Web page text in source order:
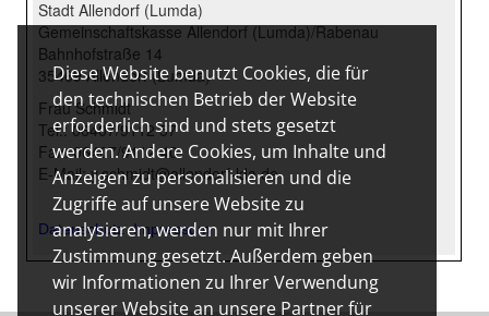
Diese Website benutzt Cookies, die für
den technischen Betrieb der Website
erforderlich sind und stets gesetzt
werden. Andere Cookies, um Inhalte und
Anzeigen zu personalisieren und die
Zugriffe auf unsere Website zu
analysieren, werden nur mit Ihrer
Zustimmung gesetzt. Außerdem geben
wir Informationen zu Ihrer Verwendung
unserer Website an unsere Partner für